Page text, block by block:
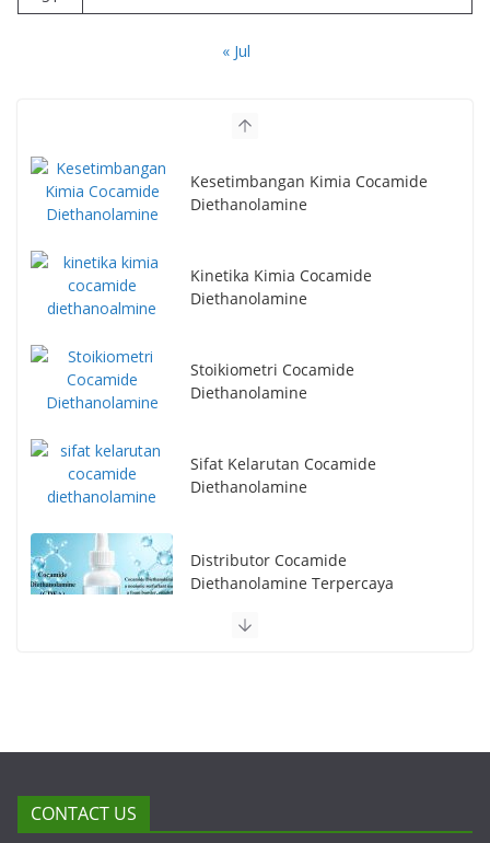
« Jul
Kesetimbangan Kimia Cocamide
Diethanolamine
Kinetika Kimia Cocamide
Diethanolamine
Stoikiometri Cocamide
Diethanolamine
Sifat Kelarutan Cocamide
Diethanolamine
Distributor Cocamide
Diethanolamine Terpercaya
CONTACT US